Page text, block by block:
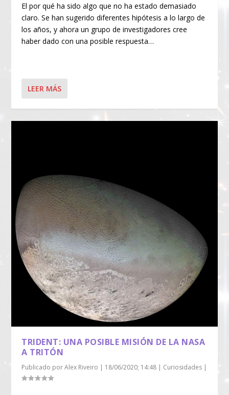
El por qué ha sido algo que no ha estado demasiado
claro. Se han sugerido diferentes hipótesis a lo largo de
los años, y ahora un grupo de investigadores cree
haber dado con una posible respuesta…
LEER MÁS
TRIDENT: UNA POSIBLE MISIÓN DE LA NASA
A TRITÓN
Publicado porAlex Riveiro | 18/06/2020; 14:48 | Curiosidades |